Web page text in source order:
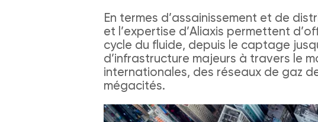
En termes d’assainissement et de
et l’expertise d’Aliaxis permettent
cycle du fluide, depuis le captage
d’infrastructure majeurs à travers le
internationales, des réseaux de gaz
mégacités.